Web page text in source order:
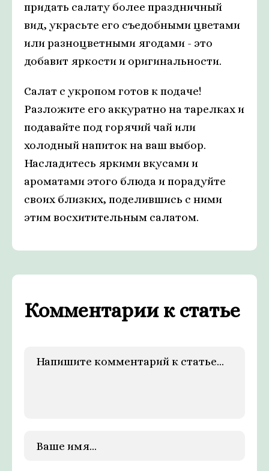
придать салату более праздничный
вид, украсьте его съедобными цветами
или разноцветными ягодами - это
добавит яркости и оригинальности.
Салат с укропом готов к подаче!
Разложите его аккуратно на тарелках и
подавайте под горячий чай или
холодный напиток на ваш выбор.
Насладитесь яркими вкусами и
ароматами этого блюда и порадуйте
своих близких, поделившись с ними
этим восхитительным салатом.
Комментарии к статье